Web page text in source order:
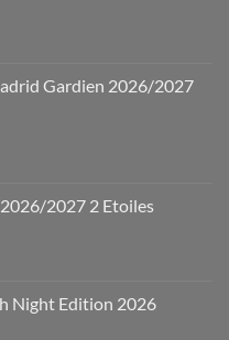
Gardien 2026/2027
2027 2 Etoiles
Night Edition 2026